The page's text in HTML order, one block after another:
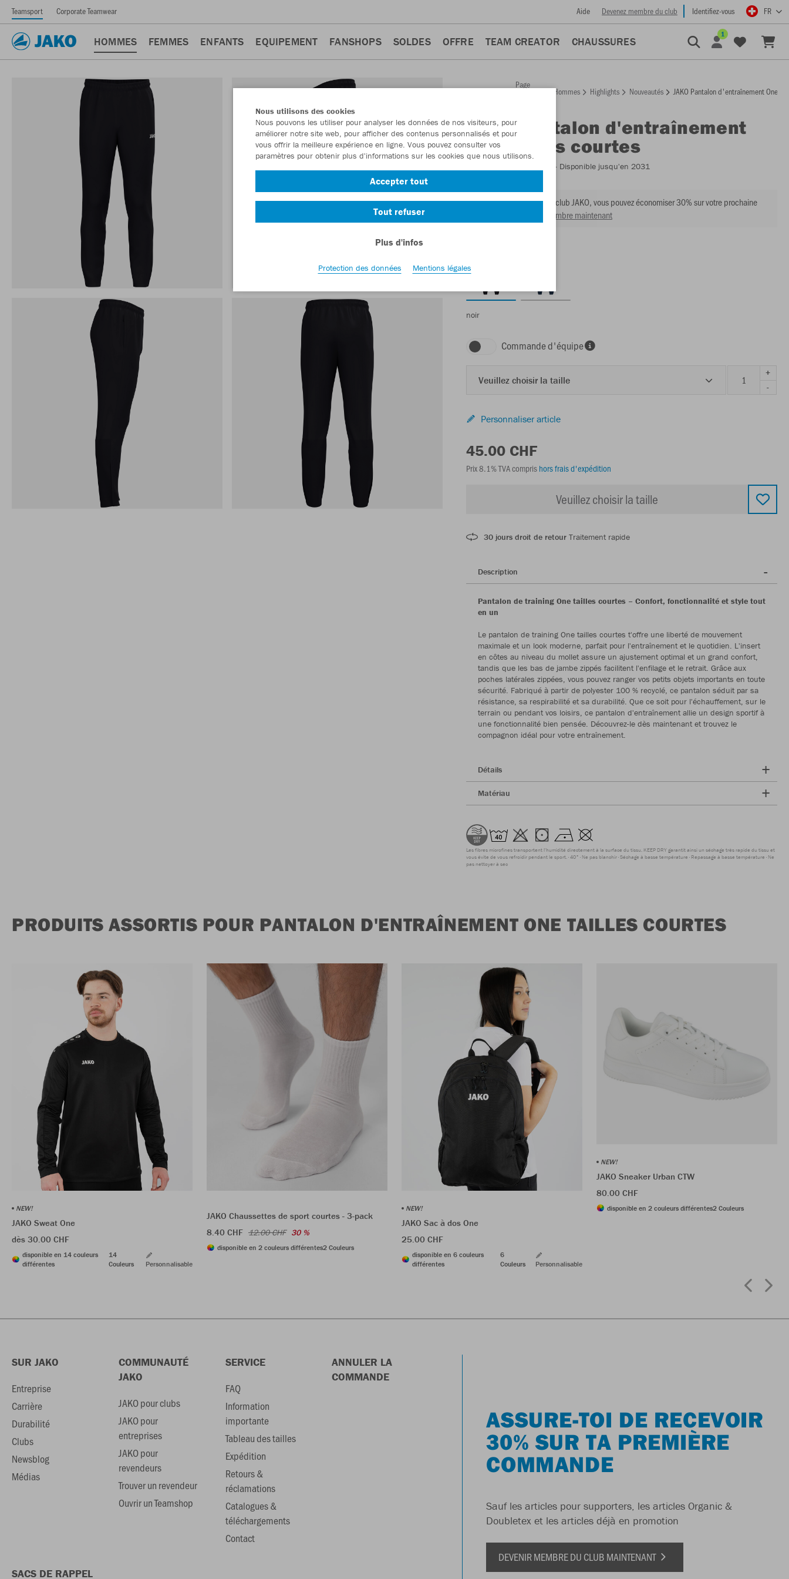
Teamsport Corporate Teamwear Aide Devenez membre du club Identifiez-vous FR
HOMMES FEMMES ENFANTS EQUIPEMENT FANSHOPS SOLDES OFFRE TEAM CREATOR CHAUSSURES
1
Retour
Page
Hommes Highlights Nouveautés JAKO Pantalon d'entraînement One
JAKO Pantalon d'entraînement
One tailles courtes
- Disponible jusqu'en 2031
En tant que membre du club JAKO, vous pouvez économiser 30% sur votre prochaine
Devenir membre maintenant
noir
Commande d'équipe
Veuillez choisir la taille
+
-
Personnaliser article
45.00 CHF
Prix 8.1% TVA compris hors frais d'expédition
Veuillez choisir la taille
30 jours droit de retour Traitement rapide
Description
Pantalon de training One tailles courtes – Confort, fonctionnalité et style tout
en un
Le pantalon de training One tailles courtes t'offre une liberté de mouvement
maximale et un look moderne, parfait pour l'entraînement et le quotidien. L'insert
en côtes au niveau du mollet assure un ajustement optimal et un grand confort,
tandis que les bas de jambe zippés facilitent l'enfilage et le retrait. Grâce aux
poches latérales zippées, vous pouvez ranger vos petits objets importants en toute
sécurité. Fabriqué à partir de polyester 100 % recyclé, ce pantalon séduit par sa
résistance, sa respirabilité et sa durabilité. Que ce soit pour l'échauffement, sur le
terrain ou pendant vos loisirs, ce pantalon d'entraînement allie un design sportif à
une fonctionnalité bien pensée. Découvrez-le dès maintenant et trouvez le
compagnon idéal pour votre entraînement.
Détails
Matériau
Les fibres microfines transportent l'humidité directement à la surface du tissu. KEEP DRY garantit ainsi un séchage très rapide du tissu et
vous évite de vous refroidir pendant le sport. 40° Ne pas blanchir Séchage à basse température Repassage à basse température Ne
pas nettoyer à sec
PRODUITS ASSORTIS POUR PANTALON D'ENTRAÎNEMENT ONE TAILLES COURTES
NEW!
JAKO Sweat One
dès 30.00 CHF
disponible en 14 couleurs
différentes
14
Couleurs
Personnalisable
JAKO Chaussettes de sport courtes - 3-pack
8.40 CHF 12.00 CHF 30 %
disponible en 2 couleurs différentes2 Couleurs
NEW!
JAKO Sac à dos One
25.00 CHF
disponible en 6 couleurs
différentes
6
Couleurs
Personnalisable
NEW!
JAKO Sneaker Urban CTW
80.00 CHF
disponible en 2 couleurs différentes2 Couleurs
SUR JAKO
Entreprise
Carrière
Durabilité
Clubs
Newsblog
Médias
COMMUNAUTÉ
JAKO
JAKO pour clubs
JAKO pour
entreprises
JAKO pour
revendeurs
Trouver un revendeur
Ouvrir un Teamshop
SERVICE
FAQ
Information
importante
Tableau des tailles
Expédition
Retours &
réclamations
Catalogues &
téléchargements
Contact
ANNULER LA
COMMANDE
SACS DE RAPPEL
ASSURE-TOI DE RECEVOIR
30% SUR TA PREMIÈRE
COMMANDE
Sauf les articles pour supporters, les articles Organic &
Doubletex et les articles déjà en promotion
DEVENIR MEMBRE DU CLUB MAINTENANT
Nous utilisons des cookies
Nous pouvons les utiliser pour analyser les données de nos visiteurs, pour
améliorer notre site web, pour afficher des contenus personnalisés et pour
vous offrir la meilleure expérience en ligne. Vous pouvez consulter vos
paramètres pour obtenir plus d'informations sur les cookies que nous utilisons.
Accepter tout
Tout refuser
Plus d'infos
Protection des données Mentions légales